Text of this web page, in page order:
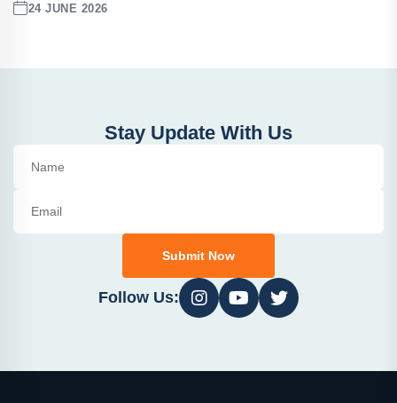
24 JUNE 2026
Stay Update With Us
Submit Now
Follow Us: